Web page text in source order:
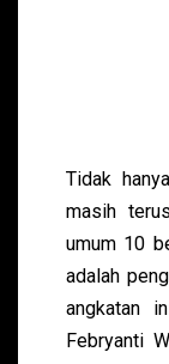
Tidak
masih
umum 10
adalah
angkatan
Febryanti